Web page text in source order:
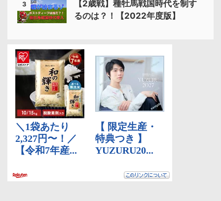
3
【2歳戦】種牡馬戦国時代を制す
るのは？！【2022年度版】